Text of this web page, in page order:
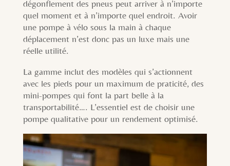
dégonflement des pneus peut arriver à n’importe
quel moment et à n’importe quel endroit. Avoir
une pompe à vélo sous la main à chaque
déplacement n’est donc pas un luxe mais une
réelle utilité.
La gamme inclut des modèles qui s’actionnent
avec les pieds pour un maximum de praticité, des
mini-pompes qui font la part belle à la
transportabilité…. L’essentiel est de choisir une
pompe qualitative pour un rendement optimisé.